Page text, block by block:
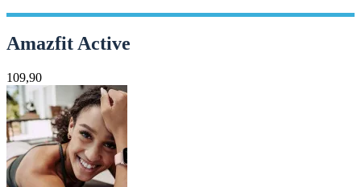
Amazfit Active
109,90